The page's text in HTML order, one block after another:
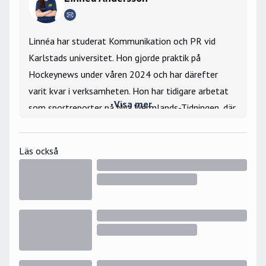
Linnéa har studerat Kommunikation och PR vid
Karlstads universitet. Hon gjorde praktik på
Hockeynews under våren 2024 och har därefter
varit kvar i verksamheten. Hon har tidigare arbetat
som sportreporter på Nya Wermlands-Tidningen, där
Visa mer
Läs också